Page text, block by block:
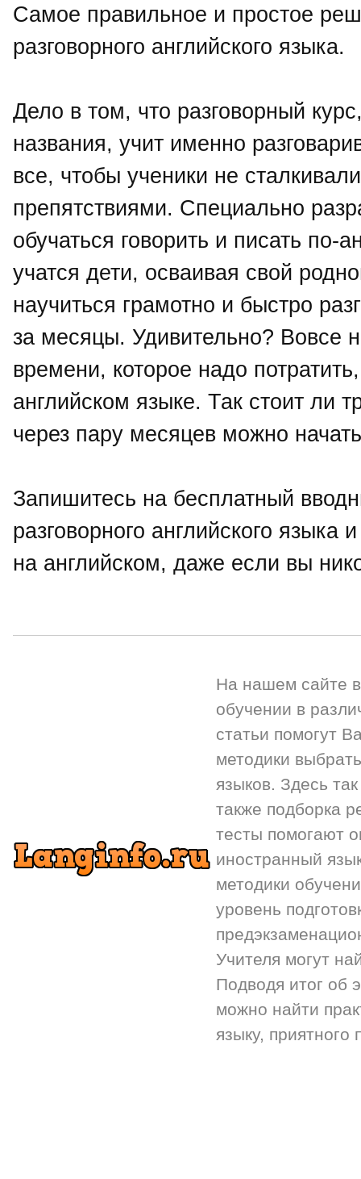
Самое правильное и простое
разговорного английского языка.
Дело в том, что разговорный
названия, учит именно
все, чтобы ученики не
препятствиями. Специально
обучаться говорить и писать по-
учатся дети, осваивая свой
научиться грамотно и быстро
за месяцы. Удивительно? Вовсе
времени, которое надо
английском языке. Так стоит ли
через пару месяцев можно
Запишитесь на бесплатный
разговорного английского
на английском, даже если вы
На нашем сайте
обучении в
статьи помогут
методики
языков. Здесь
также подборка
тесты помогают
иностранный
методики
уровень
Учителя могут
Подводя итог об
можно найти
языку,